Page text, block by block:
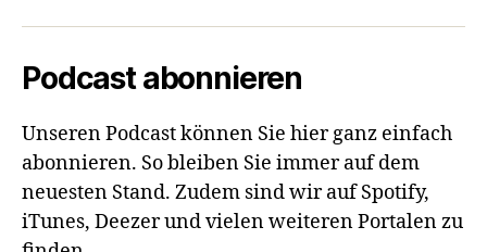
Podcast abonnieren
Unseren Podcast können Sie hier ganz einfach
abonnieren. So bleiben Sie immer auf dem
neuesten Stand. Zudem sind wir auf Spotify,
iTunes, Deezer und vielen weiteren Portalen zu